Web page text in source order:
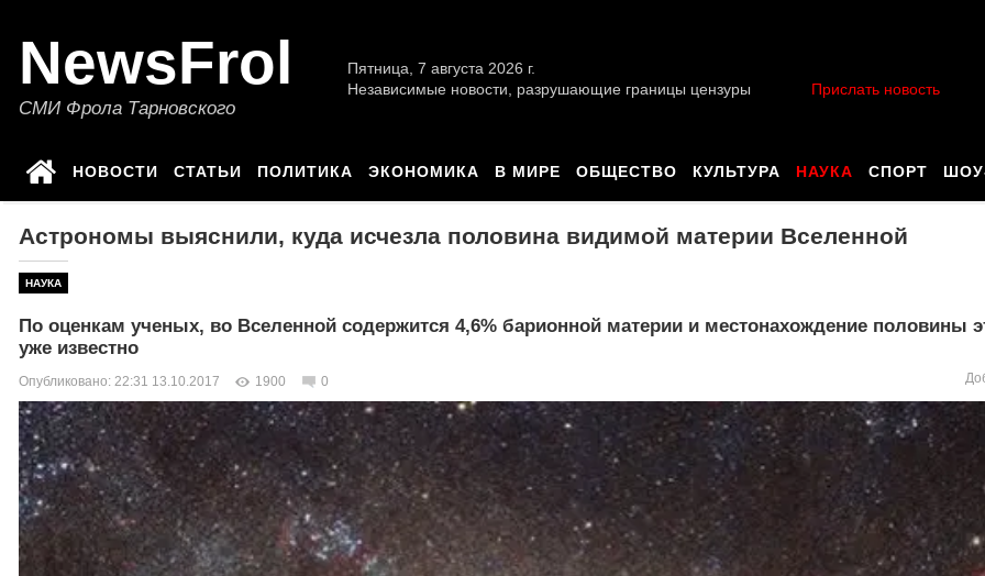
NewsFrol
СМИ Фрола Тарновского
Пятница, 7 августа 2026 г.
Независимые новости, разрушающие границы цензуры
Прислать новость
НОВОСТИ СТАТЬИ ПОЛИТИКА ЭКОНОМИКА В МИРЕ ОБЩЕСТВО КУЛЬТУРА НАУКА СПОРТ
Астрономы выяснили, куда исчезла половина видимой материи Вселенной
НАУКА
По оценкам ученых, во Вселенной содержится 4,6% барионной материи и местонахождение половины
уже известно
Опубликовано: 22:31 13.10.2017 1900 0